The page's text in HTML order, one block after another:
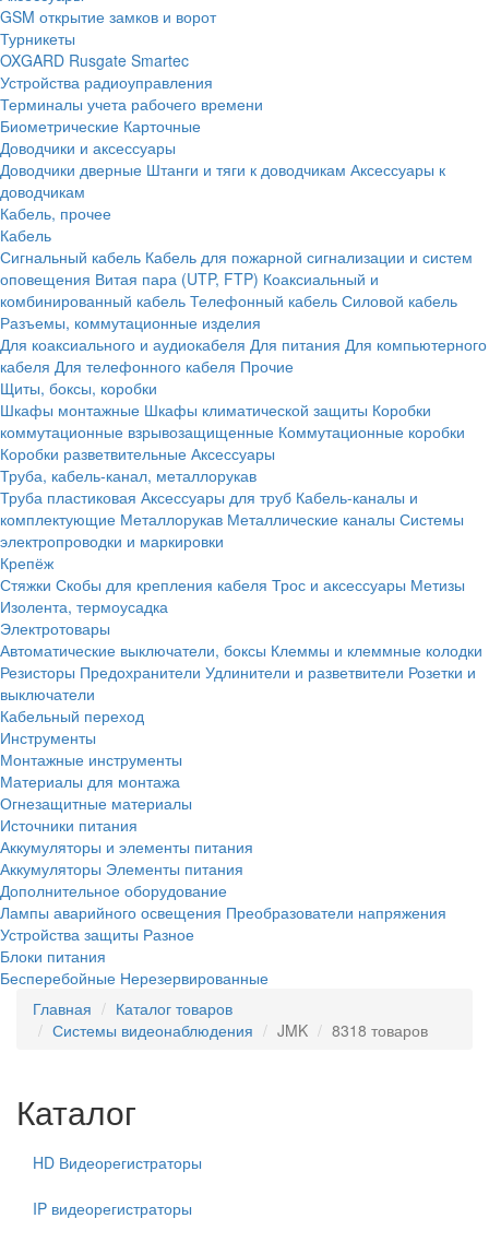
GSM открытие замков и ворот
Турникеты
OXGARD Rusgate Smartec
Устройства радиоуправления
Терминалы учета рабочего времени
Биометрические Карточные
Доводчики и аксессуары
Доводчики дверные Штанги и тяги к доводчикам Аксессуары к
доводчикам
Кабель, прочее
Кабель
Сигнальный кабель Кабель для пожарной сигнализации и систем
оповещения Витая пара (UTP, FTP) Коаксиальный и
комбинированный кабель Телефонный кабель Силовой кабель
Разъемы, коммутационные изделия
Для коаксиального и аудиокабеля Для питания Для компьютерного
кабеля Для телефонного кабеля Прочие
Щиты, боксы, коробки
Шкафы монтажные Шкафы климатической защиты Коробки
коммутационные взрывозащищенные Коммутационные коробки
Коробки разветвительные Аксессуары
Труба, кабель-канал, металлорукав
Труба пластиковая Аксессуары для труб Кабель-каналы и
комплектующие Металлорукав Металлические каналы Системы
электропроводки и маркировки
Крепёж
Стяжки Скобы для крепления кабеля Трос и аксессуары Метизы
Изолента, термоусадка
Электротовары
Автоматические выключатели, боксы Клеммы и клеммные колодки
Резисторы Предохранители Удлинители и разветвители Розетки и
выключатели
Кабельный переход
Инструменты
Монтажные инструменты
Материалы для монтажа
Огнезащитные материалы
Источники питания
Аккумуляторы и элементы питания
Аккумуляторы Элементы питания
Дополнительное оборудование
Лампы аварийного освещения Преобразователи напряжения
Устройства защиты Разное
Блоки питания
Бесперебойные Нерезервированные
Главная
Каталог товаров
Системы видеонаблюдения
JMK 8318 товаров
Каталог
HD Видеорегистраторы
IP видеорегистраторы